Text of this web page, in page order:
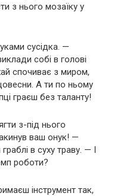
з нього мозаїку у
сусідка. —
собі в голові
спочиває з миром,
А ти по ньому
граєш без таланту!
з-під нього
ваш онук! —
в суху траву. — І
роботи?
інструмент так,